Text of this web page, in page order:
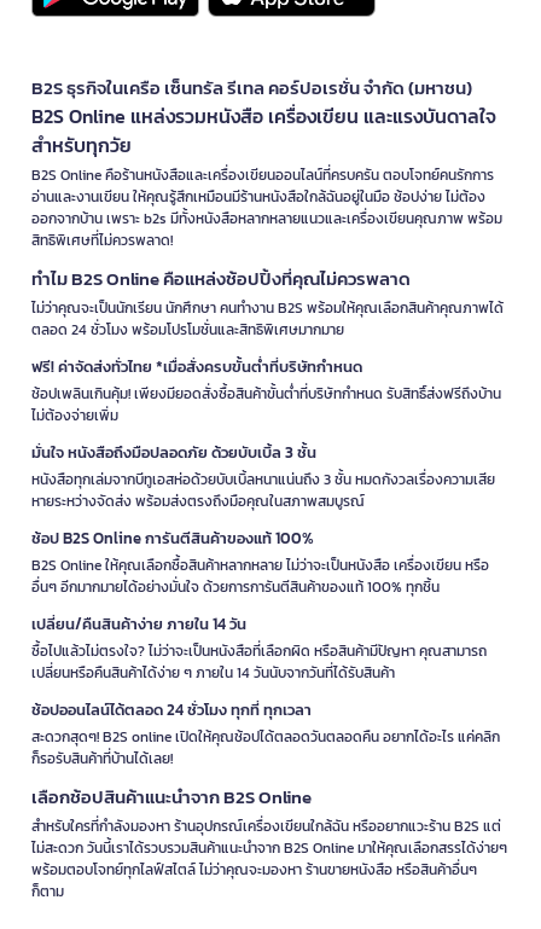
B2S ธุรกิจในเครือ เซ็นทรัล รีเทล คอร์ปอเรชั่น จำกัด (มหาชน)
B2S Online แหล่งรวมหนังสือ เครื่องเขียน และแรงบันดาลใจ
สำหรับทุกวัย
B2S Online คือร้านหนังสือและเครื่องเขียนออนไลน์ที่ครบครัน ตอบโจทย์คนรักการ
อ่านและงานเขียน ให้คุณรู้สึกเหมือนมีร้านหนังสือใกล้ฉันอยู่ในมือ ช้อปง่าย ไม่ต้อง
ออกจากบ้าน เพราะ b2s มีทั้งหนังสือหลากหลายแนวและเครื่องเขียนคุณภาพ พร้อม
สิทธิพิเศษที่ไม่ควรพลาด!
ทำไม B2S Online คือแหล่งช้อปปิ้งที่คุณไม่ควรพลาด
ไม่ว่าคุณจะเป็นนักเรียน นักศึกษา คนทำงาน B2S พร้อมให้คุณเลือกสินค้าคุณภาพได้
ตลอด 24 ชั่วโมง พร้อมโปรโมชั่นและสิทธิพิเศษมากมาย
ฟรี! ค่าจัดส่งทั่วไทย *เมื่อสั่งครบขั้นต่ำที่บริษัทกำหนด
ช้อปเพลินเกินคุ้ม! เพียงมียอดสั่งซื้อสินค้าขั้นต่ำที่บริษัทกำหนด รับสิทธิ์ส่งฟรีถึงบ้าน
ไม่ต้องจ่ายเพิ่ม
มั่นใจ หนังสือถึงมือปลอดภัย ด้วยบับเบิ้ล 3 ชั้น
หนังสือทุกเล่มจากบีทูเอสห่อด้วยบับเบิ้ลหนาแน่นถึง 3 ชั้น หมดกังวลเรื่องความเสีย
หายระหว่างจัดส่ง พร้อมส่งตรงถึงมือคุณในสภาพสมบูรณ์
ช้อป B2S Online การันตีสินค้าของแท้ 100%
B2S Online ให้คุณเลือกซื้อสินค้าหลากหลาย ไม่ว่าจะเป็นหนังสือ เครื่องเขียน หรือ
อื่นๆ อีกมากมายได้อย่างมั่นใจ ด้วยการการันตีสินค้าของแท้ 100% ทุกชิ้น
เปลี่ยน/คืนสินค้าง่าย ภายใน 14 วัน
ซื้อไปแล้วไม่ตรงใจ? ไม่ว่าจะเป็นหนังสือที่เลือกผิด หรือสินค้ามีปัญหา คุณสามารถ
เปลี่ยนหรือคืนสินค้าได้ง่าย ๆ ภายใน 14 วันนับจากวันที่ได้รับสินค้า
ช้อปออนไลน์ได้ตลอด 24 ชั่วโมง ทุกที่ ทุกเวลา
สะดวกสุดๆ! B2S online เปิดให้คุณช้อปได้ตลอดวันตลอดคืน อยากได้อะไร แค่คลิก
ก็รอรับสินค้าที่บ้านได้เลย!
เลือกช้อปสินค้าแนะนำจาก B2S Online
สำหรับใครที่กำลังมองหา ร้านอุปกรณ์เครื่องเขียนใกล้ฉัน หรืออยากแวะร้าน B2S แต่
ไม่สะดวก วันนี้เราได้รวบรวมสินค้าแนะนำจาก B2S Online มาให้คุณเลือกสรรได้ง่ายๆ
พร้อมตอบโจทย์ทุกไลฟ์สไตล์ ไม่ว่าคุณจะมองหา ร้านขายหนังสือ หรือสินค้าอื่นๆ
ก็ตาม